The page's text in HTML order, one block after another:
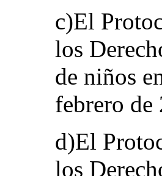
c)El
los
de niños
febrero de
d)El
los